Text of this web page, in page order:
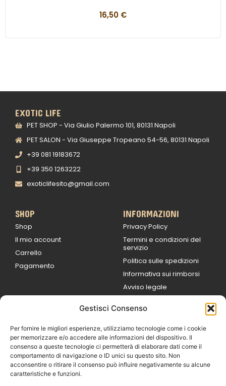
Gestisci Consenso
Per fornire le migliori esperienze, utilizziamo tecnologie come i cookie
per memorizzare e/o accedere alle informazioni del dispositivo. Il
consenso a queste tecnologie ci permetterà di elaborare dati come il
comportamento di navigazione o ID unici su questo sito. Non
acconsentire o ritirare il consenso può influire negativamente su alcune
caratteristiche e funzioni.
16,50 €
EXOTIC LIFE
PET SHOP - Via Giulio Palermo 101, 80131 Napoli
PET SALON - Via Giuseppe Tropeano 54-56, 80131 Napoli
+39 081 19183672
+39 350 1263222
exoticlifesito@gmail.com
SHOP
Shop
Il mio account
Carrello
Pagamento
INFORMAZIONI
Privacy Policy
Termini e condizioni del
servizio
Politica sulle spedizioni
Informativa sui rimborsi
Avviso legale
9:00
Sabato 09:00 /
14:00
16:30 /
Domenica